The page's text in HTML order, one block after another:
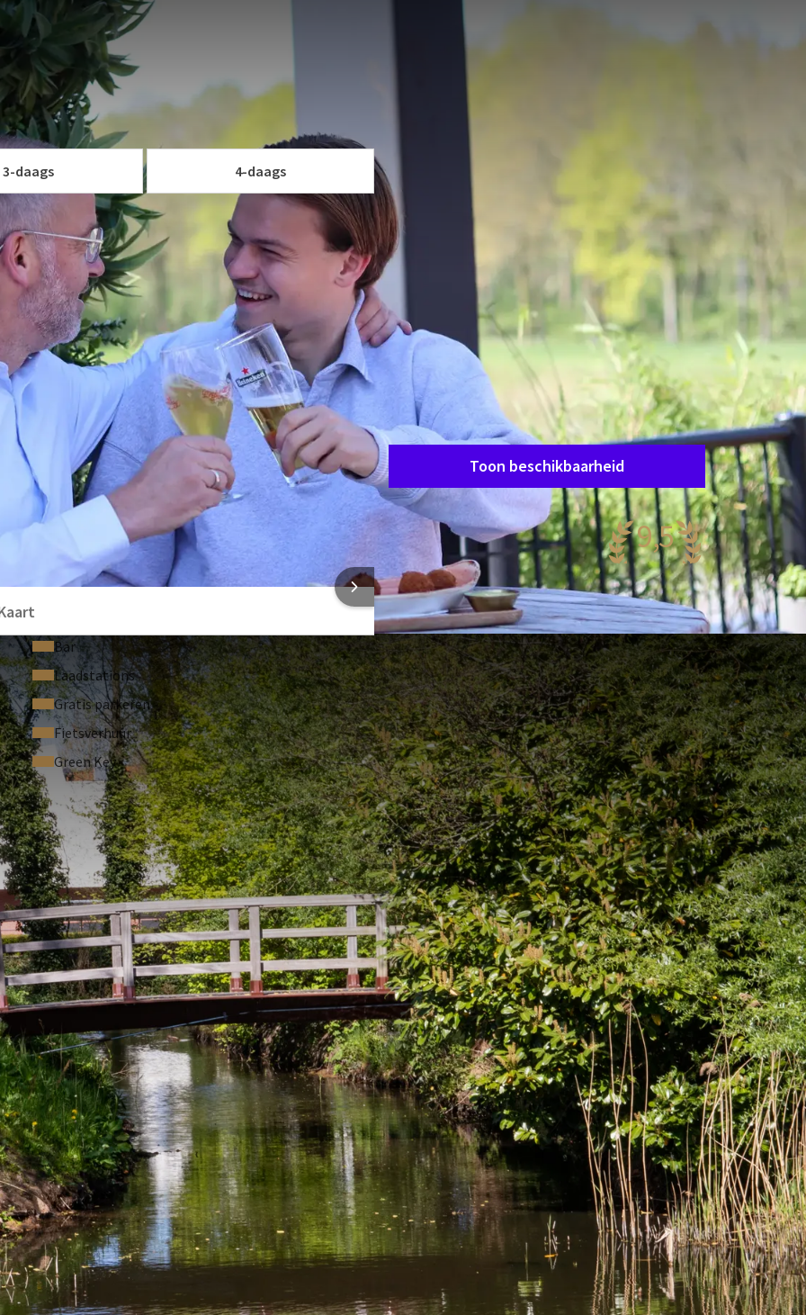
temperaturen en er nog even lekker tussenuit, dan is
kunt u genieten van een heerlijke
driegangenmenu in ons restaurant.
winkelen, heerlijk dineren of gewoon even
met een verblijf in ons hotels zeker de
3-daags 4-daags
Casino
Kamerindeling
1 kamer, 2 personen
Arrangement
Verblijfsperiode
Data kiezen
Toon beschikbaarheid
9,5
Waanzinnig
1.143 reviews
INFORMATIE
Bar
Laadstations
Gratis parkeren
Fietsverhuur
Green Key
VRAGEN
op het gebruik van 2 personen per kamer.